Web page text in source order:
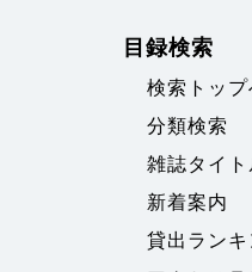
目録検索
検索トップ
分類検索
雑誌タイト
新着案内
貸出ランキ